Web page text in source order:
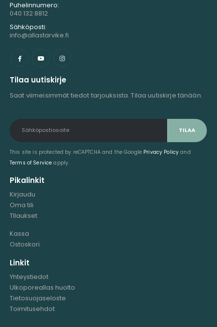
Puhelinnumero:
040 132 8812
Sähköposti:
info@allastarvike.fi
Tilaa uutiskirje
Saat viimeisimmät tiedot tarjouksista. Tilaa uutiskirje tänään.
This site is protected by reCAPTCHA and the Google Privacy Policy and
Terms of Service apply.
Pikalinkit
Kirjaudu
Oma tili
TIlaukset
Kassa
Ostoskori
Linkit
Yhteystiedot
Ulkoporeallas huolto
Tietosuojaseloste
Toimitusehdot